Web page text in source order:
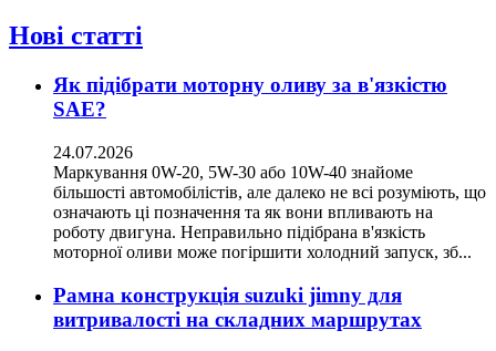
Нові статті
Як підібрати моторну оливу за в'язкістю
SAE?
24.07.2026
Маркування 0W-20, 5W-30 або 10W-40 знайоме
більшості автомобілістів, але далеко не всі розуміють, що
означають ці позначення та як вони впливають на
роботу двигуна. Неправильно підібрана в'язкість
моторної оливи може погіршити холодний запуск, зб...
Рамна конструкція suzuki jimny для
витривалості на складних маршрутах